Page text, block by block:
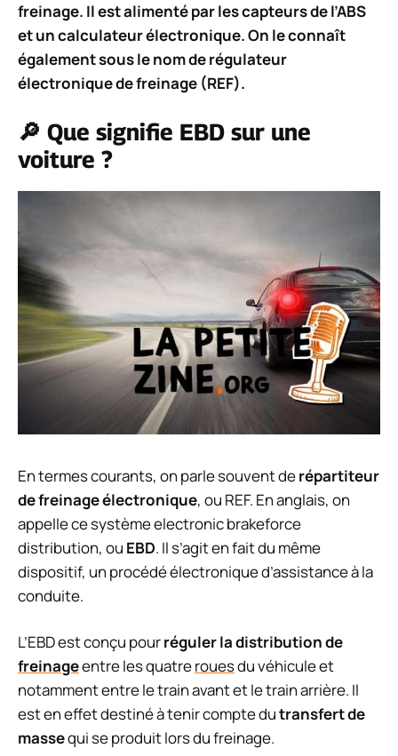
freinage. Il est alimenté par les capteurs de l’ABS
et un calculateur électronique. On le connaît
également sous le nom de régulateur
électronique de freinage (REF).
🔎 Que signifie EBD sur une
voiture ?
En termes courants, on parle souvent derépartiteur
de freinage électronique, ou REF. En anglais, on
appelle ce système electronic brakeforce
distribution, ou EBD. Il s’agit en fait du même
dispositif, un procédé électronique d’assistance à la
conduite.
L’EBD est conçu pourréguler la distribution de
freinageentre les quatrerouesdu véhicule et
notamment entre le train avant et le train arrière. Il
est en effet destiné à tenir compte dutransfert de
massequi se produit lors du freinage.